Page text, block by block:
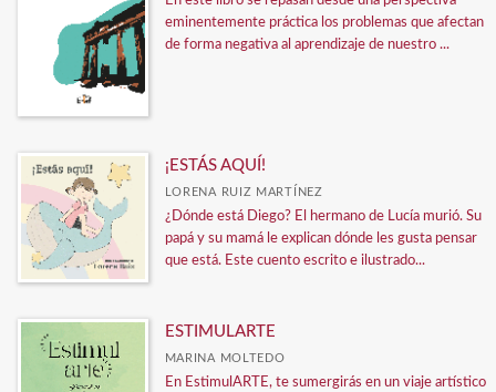
eminentemente práctica los problemas que afectan
de forma negativa al aprendizaje de nuestro ...
¡ESTÁS AQUÍ!
LORENA RUIZ MARTÍNEZ
¿Dónde está Diego? El hermano de Lucía murió. Su
papá y su mamá le explican dónde les gusta pensar
que está. Este cuento escrito e ilustrado...
ESTIMULARTE
MARINA MOLTEDO
En EstimulARTE, te sumergirás en un viaje artístico